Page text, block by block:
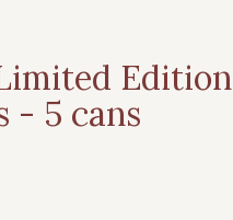
Edition
- 5 cans